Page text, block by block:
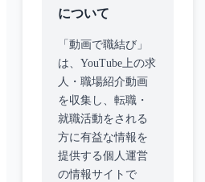
について
「動画で職結び」
は、YouTube上の求
人・職場紹介動画
を収集し、転職・
就職活動をされる
方に有益な情報を
提供する個人運営
の情報サイトで